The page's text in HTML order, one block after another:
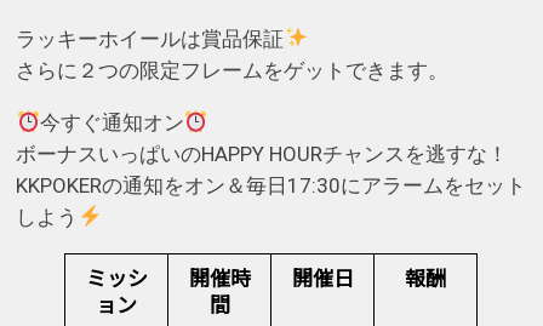
ラッキーホイールは賞品保証
さらに２つの限定フレームをゲットできます。
今すぐ通知オン
ボーナスいっぱいのHAPPY HOURチャンスを逃すな！
KKPOKERの通知をオン＆毎日17:30にアラームをセット
しよう
ミッシ
ョン
開催時
間
開催日 報酬